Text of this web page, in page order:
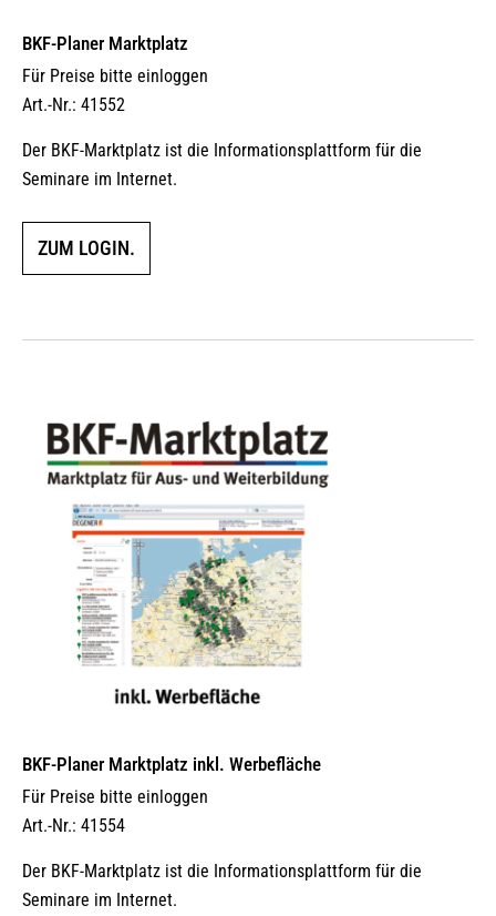
BKF-Planer Marktplatz
Für Preise bitte einloggen
Art.-Nr.: 41552
Der BKF-Marktplatz ist die Informationsplattform für die
Seminare im Internet.
ZUM LOGIN.
BKF-Planer Marktplatz inkl. Werbefläche
Für Preise bitte einloggen
Art.-Nr.: 41554
Der BKF-Marktplatz ist die Informationsplattform für die
Seminare im Internet.